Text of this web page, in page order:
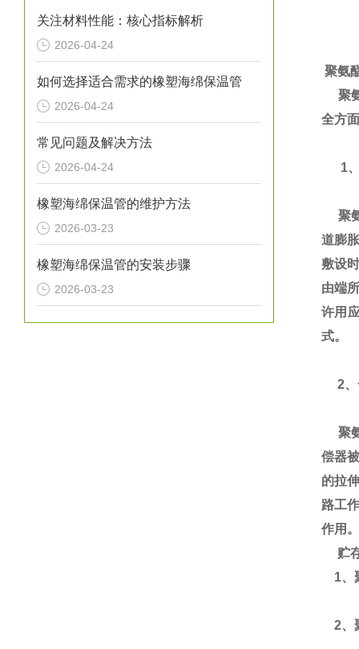
关注材料性能：核心指标解析
2026-04-24
如何选择适合需求的橡塑海绵保温管
2026-04-24
常见问题及解决方法
2026-04-24
橡塑海绵保温管的维护方法
2026-03-23
橡塑海绵保温管的安装步骤
2026-03-23
聚氨
聚氨
全方
1、
聚氨
道膨
敷设
由端
许用
式。
2、
聚
偿器
的拉
路工
作用
贮
1、
2、